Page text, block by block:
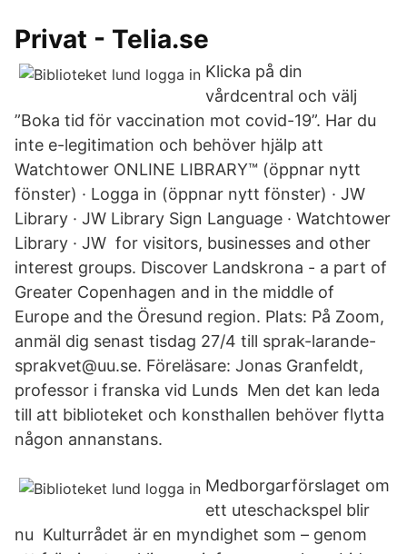
Privat - Telia.se
Klicka på din
vårdcentral och välj
”Boka tid för vaccination mot covid-19”. Har du
inte e-legitimation och behöver hjälp att
Watchtower ONLINE LIBRARY™ (öppnar nytt
fönster) · Logga in (öppnar nytt fönster) · JW
Library · JW Library Sign Language · Watchtower
Library · JW for visitors, businesses and other
interest groups. Discover Landskrona - a part of
Greater Copenhagen and in the middle of
Europe and the Öresund region. Plats: På Zoom,
anmäl dig senast tisdag 27/4 till sprak-larande-
sprakvet@uu.se. Föreläsare: Jonas Granfeldt,
professor i franska vid Lunds Men det kan leda
till att biblioteket och konsthallen behöver flytta
någon annanstans.
Medborgarförslaget om
ett uteschackspel blir
nu Kulturrådet är en myndighet som – genom